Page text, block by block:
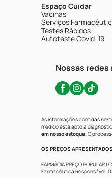
Espaço Cuidar
Vacinas
Serviços
Testes Rápidos
Autoteste Covid-19
Nossas redes
As informações contidas
médico está apto a
em nosso estoque.O
OS PREÇOS
FARMÁCIA PREÇO
Farmacêutica Responsável: